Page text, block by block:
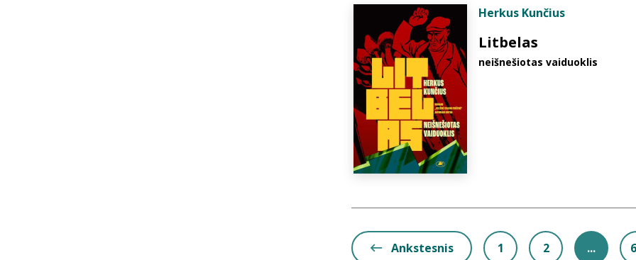
Herkus Kunčius
Litbelas
neišnešiotas vaiduoklis
Ankstesnis 1 2 ...